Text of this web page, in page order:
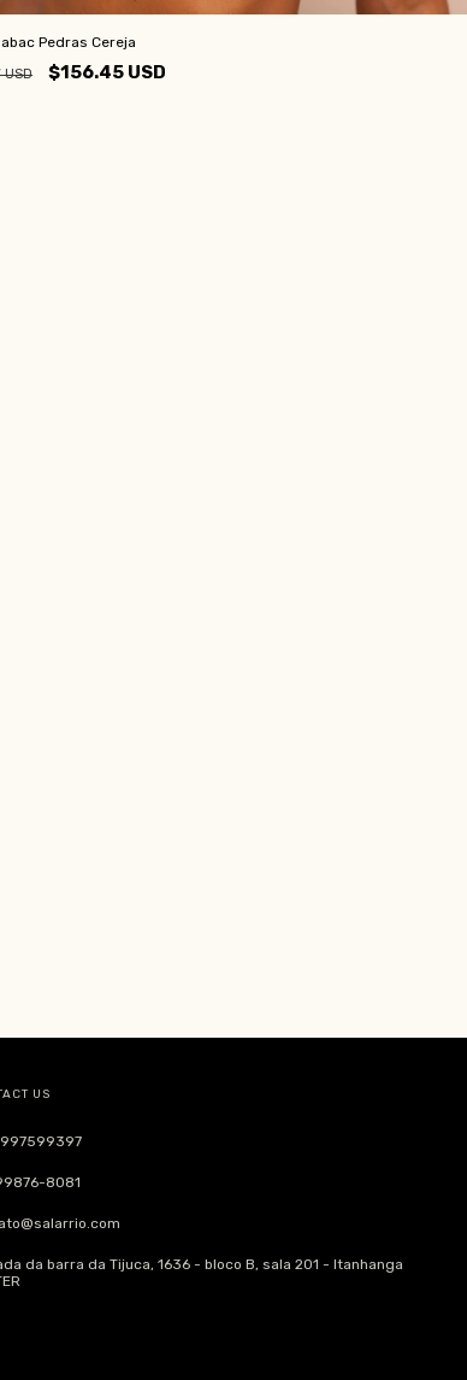
Pedras Cereja
USD $156.45 USD
US
8081
da barra da Tijuca, 1636 - bloco B, sala 201 - Itanhanga